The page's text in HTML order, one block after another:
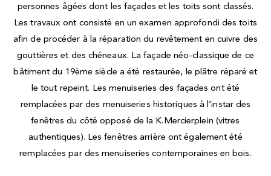
personnes âgées dont les façades et les toits sont classés.
Les travaux ont consisté en un examen approfondi des toits
afin de procéder à la réparation du revêtement en cuivre des
gouttières et des chéneaux. La façade néo-classique de ce
bâtiment du 19ème siècle a été restaurée, le plâtre réparé et
le tout repeint. Les menuiseries des façades ont été
remplacées par des menuiseries historiques à l’instar des
fenêtres du côté opposé de la K.Mercierplein (vitres
authentiques). Les fenêtres arrière ont également été
remplacées par des menuiseries contemporaines en bois.